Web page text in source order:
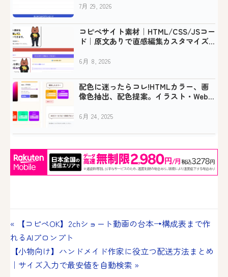
7月 29, 2026
コピペサイト素材｜HTML/CSS/JSコー
ド｜原文ありで直感編集カスタマイズ
6月 8, 2026
配色に迷ったらコレ!HTMLカラー、画
像色抽出、配色提案。イラスト・Web
6月 24, 2025
投
稿
ナ
« 【コピペOK】2chショート動画の台本→構成表まで作
れるAIプロンプト
【小物向け】ハンドメイド作家に役立つ配送方法まとめ
｜サイズ入力で最安値を自動検索 »